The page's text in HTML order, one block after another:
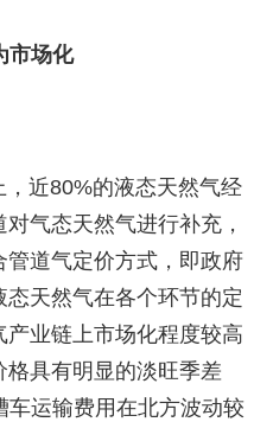
市场化
近80%的液态天然气经
气态天然气进行补充，
道气定价方式，即政府
天然气在各个环节的定
业链上市场化程度较高
具有明显的淡旺季差
车运输费用在北方波动较